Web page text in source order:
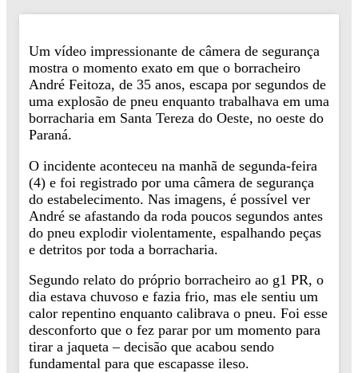
Um vídeo impressionante de câmera de segurança
mostra o momento exato em que o borracheiro
André Feitoza, de 35 anos, escapa por segundos de
uma explosão de pneu enquanto trabalhava em uma
borracharia em Santa Tereza do Oeste, no oeste do
Paraná.
O incidente aconteceu na manhã de segunda-feira
(4) e foi registrado por uma câmera de segurança
do estabelecimento. Nas imagens, é possível ver
André se afastando da roda poucos segundos antes
do pneu explodir violentamente, espalhando peças
e detritos por toda a borracharia.
Segundo relato do próprio borracheiro ao g1 PR, o
dia estava chuvoso e fazia frio, mas ele sentiu um
calor repentino enquanto calibrava o pneu. Foi esse
desconforto que o fez parar por um momento para
tirar a jaqueta – decisão que acabou sendo
fundamental para que escapasse ileso.